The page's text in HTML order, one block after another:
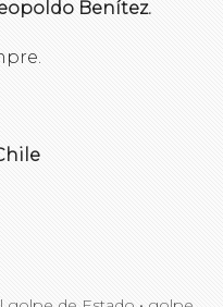
Benítez.